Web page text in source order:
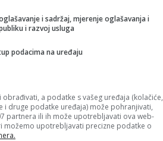
i sadržaj, mjerenje oglašavanja i
i razvoj usluga
podacima na uređaju
a podatke s vašeg uređaja (kolačiće,
i druge podatke uređaja) može pohranjivati,
partnera ili ih može upotrebljavati ova web-
možemo upotrebljavati precizne podatke o